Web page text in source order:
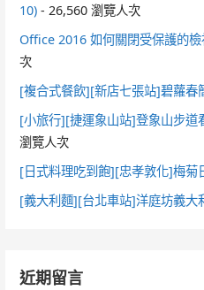
10) - 26,560 瀏覽人次
Office 2016 如何關閉受保護的
次
[複合式餐飲][新店七張站]碧蘿春
[小旅行][捷運象山站]登象山步道
瀏覽人次
[日式料理吃到飽][忠孝敦化]梅菊
[義大利麵][台北車站]洋庭坊義大
近期留言